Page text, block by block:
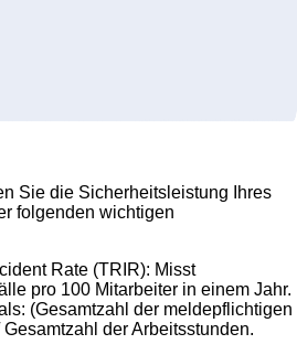
Sie die Sicherheitsleistung Ihres
folgenden wichtigen
Rate (TRIR): Misst
pro 100 Mitarbeiter in einem Jahr.
(Gesamtzahl der meldepflichtigen
der Arbeitsstunden.